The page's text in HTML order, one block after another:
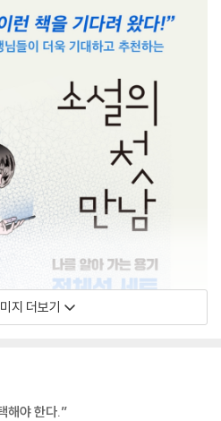
지 더보기
해야 한다.”